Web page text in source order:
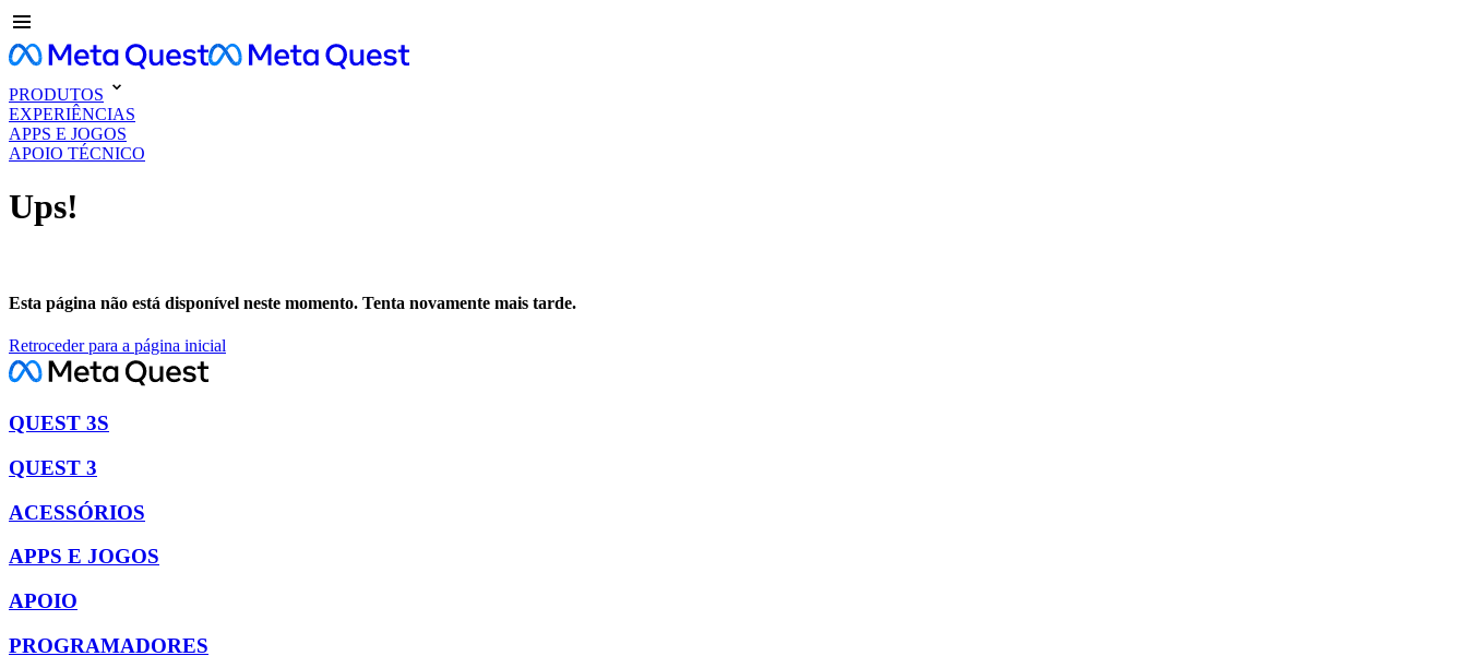
PRODUTOS
EXPERIÊNCIAS
APPS E JOGOS
APOIO TÉCNICO
Ups!
Esta página não está disponível neste momento. Tenta novamente mais tarde.
Retroceder para a página inicial
QUEST 3S
QUEST 3
ACESSÓRIOS
APPS E JOGOS
APOIO
PROGRAMADORES